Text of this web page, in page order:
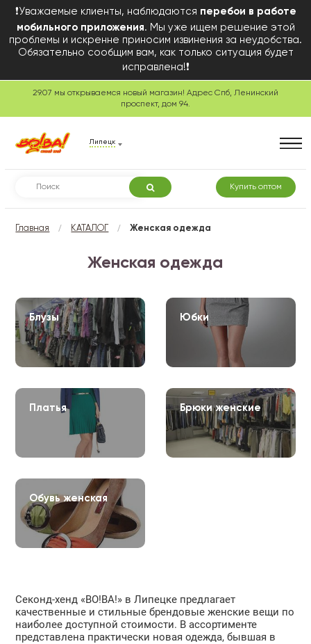
❗Уважаемые клиенты, наблюдаются перебои в работе
мобильного приложения. Мы уже ищем решение этой
проблемы и искренне приносим извинения за неудобства.
Обязательно сообщим вам, как только ситуация будет
исправлена!❗
29.07 мы открываемся новый магазин! Адрес Спб, Ленинский
проспект, дом 94.
Липецк
Купить оптом
Главная / КАТАЛОГ / Женская одежда
Женская одежда
Блузы Юбки
Платья Брюки женские
Обувь женская
Секонд-хенд «ВО!ВА!» в Липецке предлагает
качественные и стильные брендовые женские вещи по
наиболее доступной стоимости. В ассортименте
представлена практически новая одежда, бывшая в